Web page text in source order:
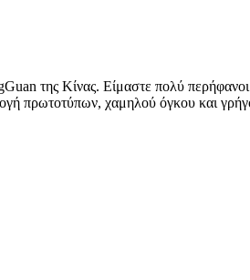
της Κίνας. Είμαστε πολύ
πρωτοτύπων, χαμηλού όγκου και